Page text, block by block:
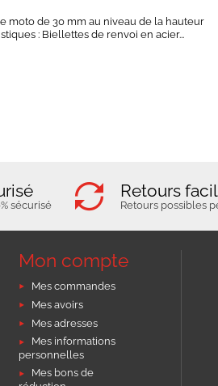
moto de 30 mm au niveau de la hauteur
: Biellettes de renvoi en acier...
sécurisé
Retours
Retours possibles
Mon compte
Mes commandes
Mes avoirs
Mes adresses
Mes informations
personnelles
Mes bons de